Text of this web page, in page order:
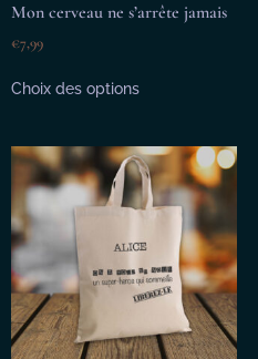
Mon cerveau ne s’arrête jamais
€7,99
Choix des options